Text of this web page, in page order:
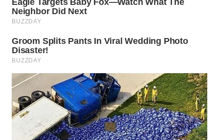
WN
SUMSEL
WN
BENGKULU
WN
LAMPUNG
WN
JATENG